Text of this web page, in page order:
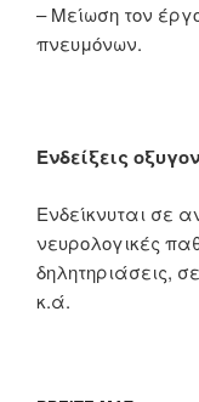
– Μείωση τον
πνευμόνων.
Ενδείξεις
Ενδείκνυται σε
νευρολογικές
δηλητηριάσεις,
κ.ά.